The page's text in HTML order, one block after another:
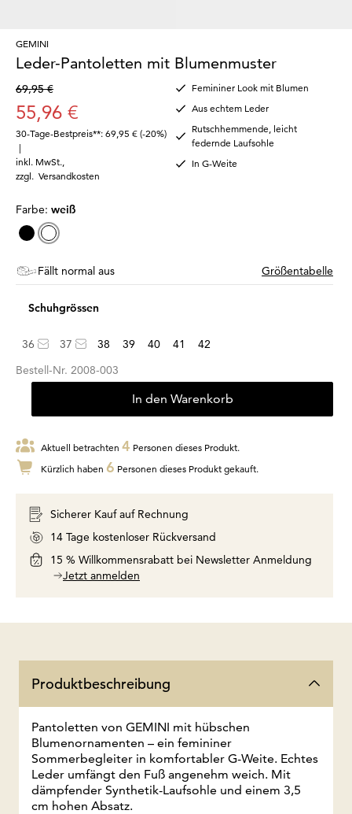
GEMINI
Leder-Pantoletten mit Blumenmuster
69,95 €
55,96 €
30-Tage-Bestpreis**: 69,95 € (-20%)
|
inkl. MwSt.
zzgl. Versandkosten
Femininer Look mit Blumen
Aus echtem Leder
Rutschhemmende, leicht
federnde Laufsohle
In G-Weite
Farbe: weiß
Fällt normal aus Größentabelle
Schuhgrössen
36 37 38 39 40 41
42
Bestell-Nr. 2008-003
In den Warenkorb
Aktuell betrachten 4 Personen dieses Produkt.
Kürzlich haben 6 Personen dieses Produkt gekauft.
Sicherer Kauf auf Rechnung
14 Tage kostenloser Rückversand
15 % Willkommensrabatt bei Newsletter Anmeldung
Jetzt anmelden
Produktbeschreibung
Pantoletten von GEMINI mit hübschen
Blumenornamenten – ein femininer
Sommerbegleiter in komfortabler G-Weite. Echtes
Leder umfängt den Fuß angenehm weich. Mit
dämpfender Synthetik-Laufsohle und einem 3,5
cm hohen Absatz.